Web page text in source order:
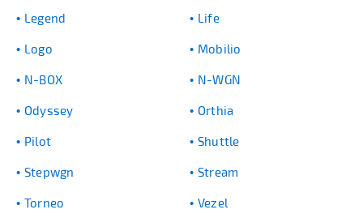
Legend Life
Logo Mobilio
N-BOX N-WGN
Odyssey Orthia
Pilot Shuttle
Stepwgn Stream
Torneo Vezel